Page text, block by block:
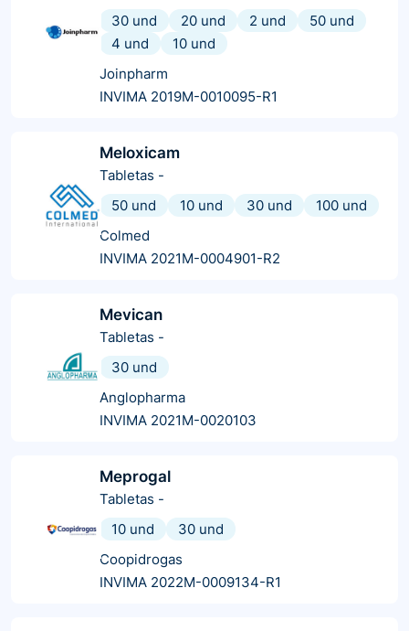
30 und
20 und 2 und
50 und
4 und
10 und
Joinpharm
INVIMA 2019M-0010095-R1
Meloxicam
Tabletas -
50 und
10 und 30 und
100 und
Colmed
INVIMA 2021M-0004901-R2
Mevican
Tabletas -
30 und
Anglopharma
INVIMA 2021M-0020103
Meprogal
Tabletas -
10 und
30 und
Coopidrogas
INVIMA 2022M-0009134-R1